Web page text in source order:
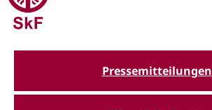
Pressemitteilungen